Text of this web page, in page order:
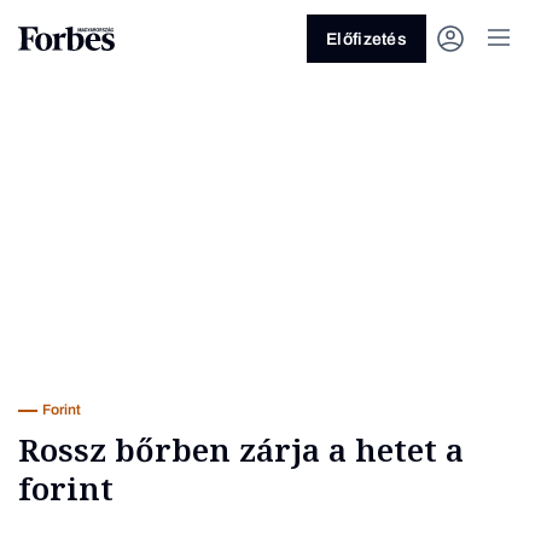
Előfizetés
Forint
Rossz bőrben zárja a hetet a
forint